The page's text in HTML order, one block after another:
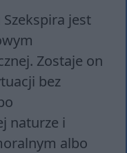
jest
Zostaje on
bez
naturze i
albo